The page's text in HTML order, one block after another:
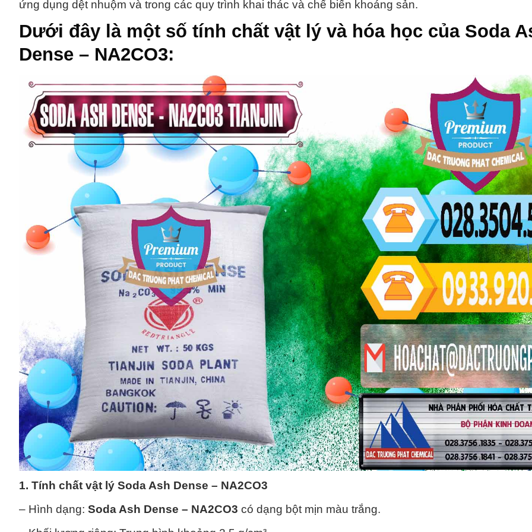
ứng dụng dệt nhuộm và trong các quy trình khai thác và chế biến khoáng sản.
Dưới đây là một số tính chất vật lý và hóa học của Soda
Dense – NA2CO3:
1. Tính chất vật lý Soda Ash Dense – NA2CO3
– Hình dạng: Soda Ash Dense – NA2CO3 có dạng bột mịn màu trắng.